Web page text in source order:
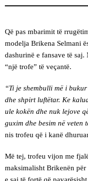
Që pas mbarimit të
modelja Brikena Selmani
dashurinë e fansave të
“një trofe” të veçantë.
“Ti je shembulli më i
dhe shpirt luftëtar. Ke
ule kokën dhe nuk lejove
guxim dhe besim në veten
nis trofeu që i kanë
Më tej, trofeu vijon me
maksimalisht Brikenën
e saj të fortë që